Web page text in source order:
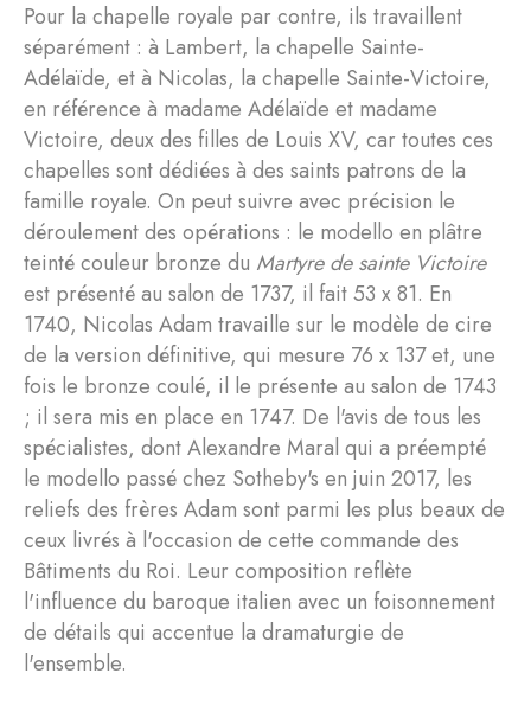
Pour la chapelle royale par contre, ils travaillent
séparément : à Lambert, la chapelle Sainte-
Adélaïde, et à Nicolas, la chapelle Sainte-Victoire,
en référence à madame Adélaïde et madame
Victoire, deux des filles de Louis XV, car toutes ces
chapelles sont dédiées à des saints patrons de la
famille royale. On peut suivre avec précision le
déroulement des opérations : le modello en plâtre
teinté couleur bronze du Martyre de sainte Victoire
est présenté au salon de 1737, il fait 53 x 81. En
1740, Nicolas Adam travaille sur le modèle de cire
de la version définitive, qui mesure 76 x 137 et, une
fois le bronze coulé, il le présente au salon de 1743
; il sera mis en place en 1747. De l'avis de tous les
spécialistes, dont Alexandre Maral qui a préempté
le modello passé chez Sotheby's en juin 2017, les
reliefs des frères Adam sont parmi les plus beaux de
ceux livrés à l'occasion de cette commande des
Bâtiments du Roi. Leur composition reflète
l'influence du baroque italien avec un foisonnement
de détails qui accentue la dramaturgie de
l'ensemble.